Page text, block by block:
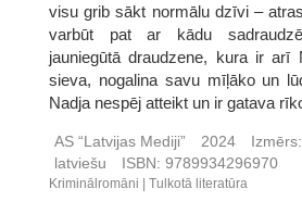
visu grib sākt normālu dzīvi –
varbūt pat ar kādu
jauniegūtā draudzene, kura ir arī
sieva, nogalina savu mīļāko un
Nadja nespēj atteikt un ir gatava
AS “Latvijas Mediji” 2024 Izmērs:
latviešu
ISBN: 9789934296970
Kriminālromāni Tulkotā literatūra